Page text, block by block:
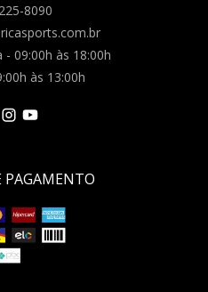
8090
- 09:00h às 18:00h
às 13:00h
PAGAMENTO